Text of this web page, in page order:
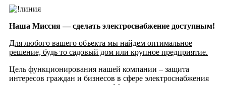
Наша Миссия — сделать электроснабжение доступным!
Для любого вашего объекта мы найдем оптимальное
решение, будь то садовый дом или крупное предприятие.
Цель функционирования нашей компании – защита
интересов граждан и бизнесов в сфере электроснабжения